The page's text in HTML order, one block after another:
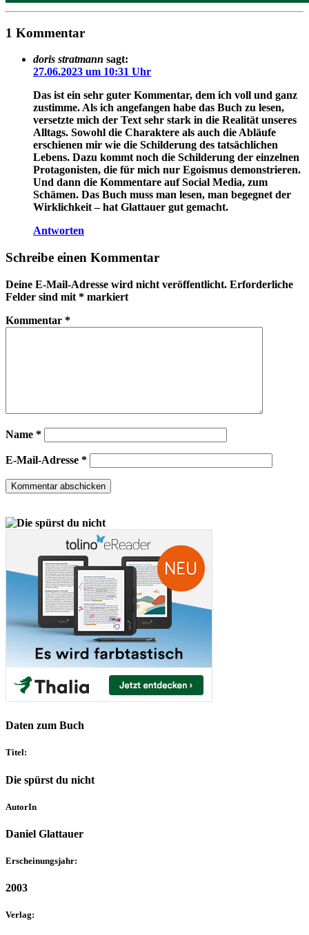
1 Kommentar
doris stratmann sagt:
27.06.2023 um 10:31 Uhr
Das ist ein sehr guter Kommentar, dem ich voll und ganz
zustimme. Als ich angefangen habe das Buch zu lesen,
versetzte mich der Text sehr stark in die Realität unseres
Alltags. Sowohl die Charaktere als auch die Abläufe
erschienen mir wie die Schilderung des tatsächlichen
Lebens. Dazu kommt noch die Schilderung der einzelnen
Protagonisten, die für mich nur Egoismus demonstrieren.
Und dann die Kommentare auf Social Media, zum
Schämen. Das Buch muss man lesen, man begegnet der
Wirklichkeit – hat Glattauer gut gemacht.
Antworten
Schreibe einen Kommentar
Deine E-Mail-Adresse wird nicht veröffentlicht. Erforderliche
Felder sind mit * markiert
Kommentar *
Name *
E-Mail-Adresse *
Daten zum Buch
Titel:
Die spürst du nicht
AutorIn
Daniel Glattauer
Erscheinungsjahr:
2003
Verlag: